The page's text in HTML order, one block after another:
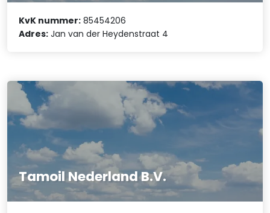
KvK nummer: 85454206
Adres: Jan van der Heydenstraat 4
Tamoil Nederland B.V.